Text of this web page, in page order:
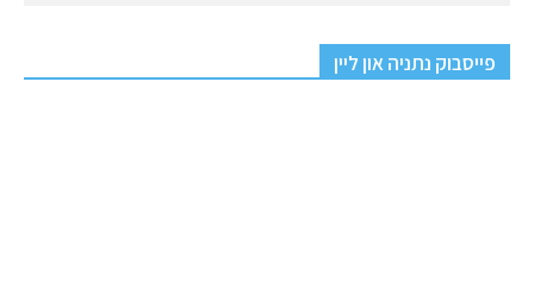
פייסבוק נתניה און ליין